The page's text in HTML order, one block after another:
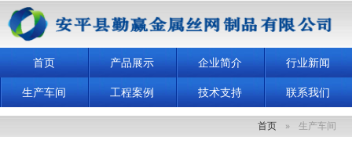
首页 产品展示 企业简介
行业新闻
生产车间
工程案例 技术支持 联系我们
首页 生产车间